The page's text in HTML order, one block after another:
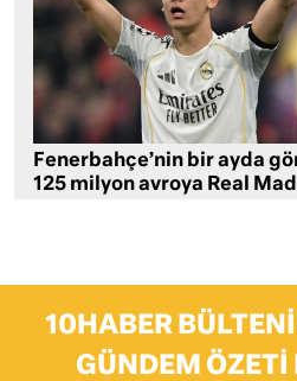
Fenerbahçe’nin bir ayda
125 milyon avroya Real
10HABER
GÜNDEM ÖZETI